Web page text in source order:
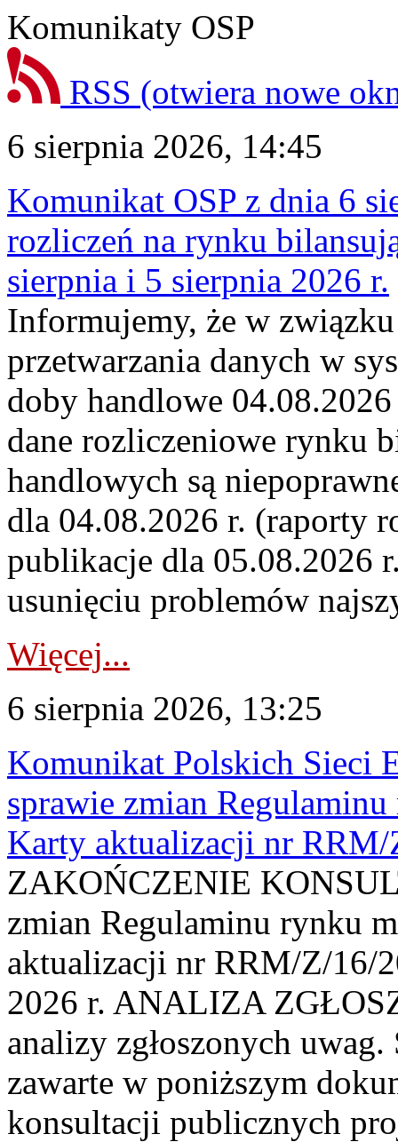
Komunikaty OSP
RSS (otwiera nowe
6 sierpnia 2026, 14:45
Komunikat OSP z dnia 6
rozliczeń na rynku
sierpnia i 5 sierpnia 2026 r.
Informujemy, że w
przetwarzania danych w
doby handlowe
dane rozliczeniowe rynku
handlowych są
dla 04.08.2026 r. (raporty
publikacje dla 05.08.2026
usunięciu problemów
Więcej...
6 sierpnia 2026, 13:25
Komunikat Polskich Sieci
sprawie zmian
Karty aktualizacji nr
ZAKOŃCZENIE
zmian Regulaminu rynku
aktualizacji nr RRM/Z/16/
2026 r. ANALIZA
analizy zgłoszonych
zawarte w poniższym
konsultacji publicznych